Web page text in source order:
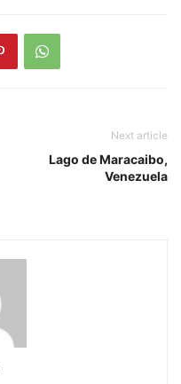
Next article
Lago de Maracaibo,
Venezuela